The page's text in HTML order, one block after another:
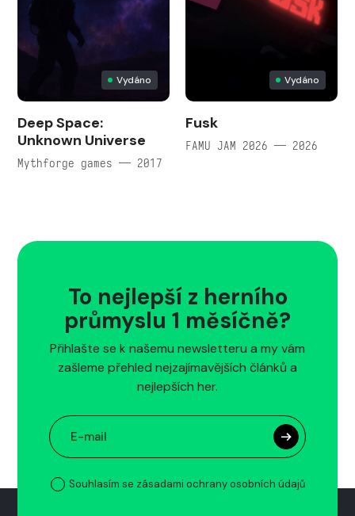
Vydáno
Deep Space:
Unknown Universe
Mythforge games — 2017
Vydáno
Fusk
FAMU JAM 2026 — 2026
To nejlepší z herního
průmyslu 1 měsíčně?
Přihlašte se k našemu newsletteru a my vám
zašleme přehled nejzajímavějších článků a
nejlepších her.
Souhlasím se zásadami ochrany osobních údajů